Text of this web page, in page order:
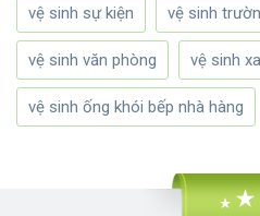
vệ sinh sự kiện vệ sinh
vệ sinh văn phòng vệ sinh
vệ sinh ống khói bếp nhà hàng